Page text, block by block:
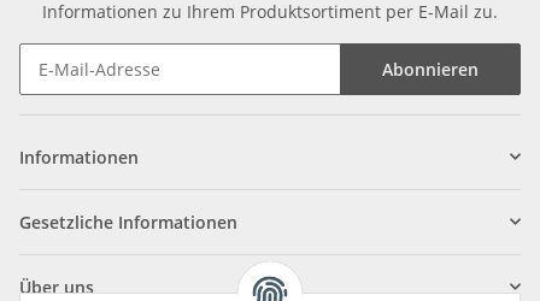
Informationen zu Ihrem Produktsortiment per E-Mail zu.
Abonnieren
Informationen
Gesetzliche Informationen
Über uns